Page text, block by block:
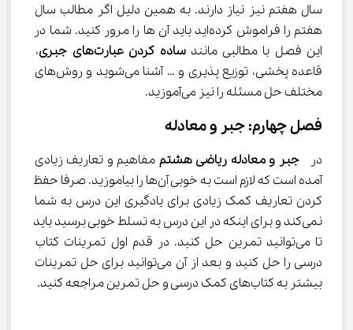
سال هفتم نیز نیاز دارند. به همین دلیل اگر مطالب سال
هفتم را فراموش کرده‌اید باید آن ها را مرور کنید. شما در
این فصل با مطالبی مانند ساده‌ کردن عبارت‌های جبری،
قاعده پخشی، توزیع پذیری و … آشنا می‌شوید و روش‌های
مختلف حل مسئله را نیز می‌آموزید.
فصل چهارم: جبر و معادله
در جبر و معادله ریاضی هشتم مفاهیم و تعاریف زیادی
آمده است که لازم است به خوبی آن‌ها را بیاموزید. صرفا حفظ
کردن تعاریف کمک زیادی برای یادگیری این درس به شما
نمی‌کند و برای اینکه در این درس به تسلط خوبی برسید باید
تا می‌توانید تمرین حل کنید. در قدم اول تمرینات کتاب
درسی را حل کنید و بعد از آن می‌توانید برای حل تمرینات
بیشتر به کتاب‌های کمک درسی و حل تمرین مراجعه کنید.